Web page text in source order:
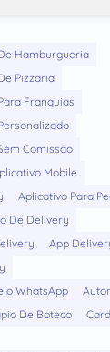
Hamburgueria
Pizzaria
Franquias
Comissão
Mobile
Aplicativo Para
De Delivery
App
WhatsApp
De Boteco